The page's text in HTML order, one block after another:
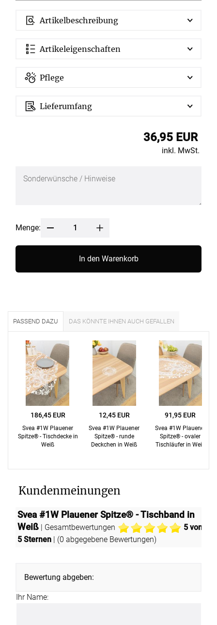
Artikelbeschreibung
Artikeleigenschaften
Pflege
Lieferumfang
36,95 EUR
inkl. MwSt.
Menge:
In den Warenkorb
PASSEND DAZU DAS KÖNNTE IHNEN AUCH GEFALLEN
186,45 EUR
Svea #1W Plauener
Spitze® - Tischdecke in
Weiß
12,45 EUR
Svea #1W Plauener
Spitze® - runde
Deckchen in Weiß
91,95 EUR
Svea #1W Plauener
Spitze® - ovaler
Tischläufer in Weiß
Kundenmeinungen
Svea #1W Plauener Spitze® - Tischband in
Weiß| Gesamtbewertungen 5von
5 Sternen
| (0 abgegebene Bewertungen)
Bewertung abgeben:
Ihr Name: